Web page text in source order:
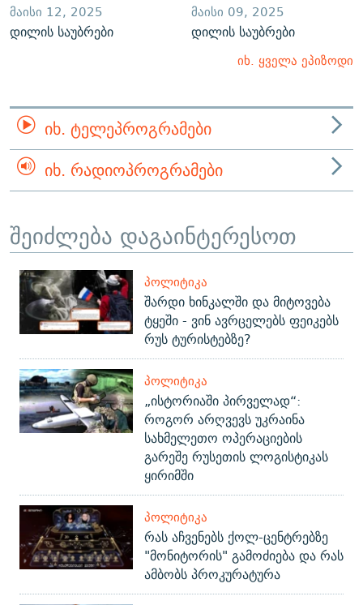
ᲛᲐᲘᲡᲘ 12, 2025
დილის საუბრები
ᲛᲐᲘᲡᲘ 09, 2025
დილის საუბრები
იხ. ყველა ეპიზოდი
ᲘᲮ. ᲢᲔᲚᲔᲞᲠᲝᲒᲠᲐᲛᲔᲑᲘ
ᲘᲮ. ᲠᲐᲓᲘᲝᲞᲠᲝᲒᲠᲐᲛᲔᲑᲘ
შეიძლება დაგაინტერესოთ
ᲞᲝᲚᲘᲢᲘᲙᲐ
შარდი ხინკალში და მიტოვება
ტყეში - ვინ ავრცელებს ფეიკებს
რუს ტურისტებზე?
ᲞᲝᲚᲘᲢᲘᲙᲐ
„ისტორიაში პირველად“:
როგორ არღვევს უკრაინა
სახმელეთო ოპერაციების
გარეშე რუსეთის ლოგისტიკას
ყირიმში
ᲞᲝᲚᲘᲢᲘᲙᲐ
რას აჩვენებს ქოლ-ცენტრებზე
"მონიტორის" გამოძიება და რას
ამბობს პროკურატურა